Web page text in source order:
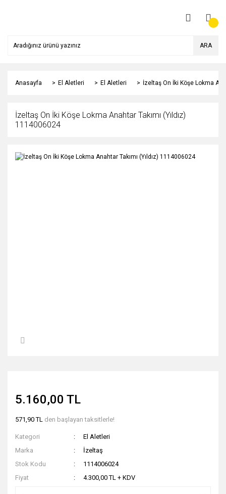
ARA
Anasayfa El Aletleri El Aletleri İzeltaş On İki Köşe Lokma
İzeltaş On İki Köşe Lokma Anahtar Takımı (Yıldız)
1114006024
5.160,00 TL
571,90 TL den başlayan taksitlerle!
Kategori
El Aletleri
Marka
İzeltaş
Stok Kodu
1114006024
Fiyat
4.300,00 TL + KDV